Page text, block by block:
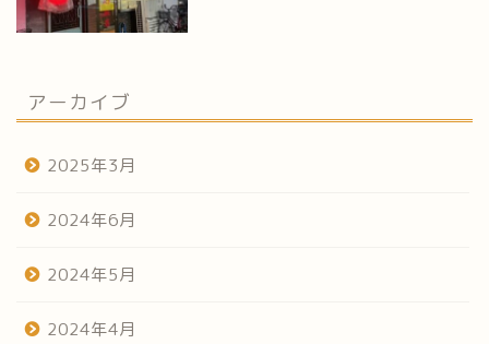
アーカイブ
2025年3月
2024年6月
2024年5月
2024年4月